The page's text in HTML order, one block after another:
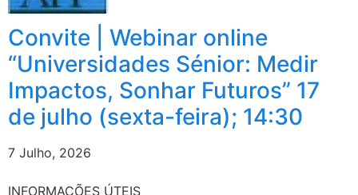
Convite | Webinar online
“Universidades Sénior: Medir
Impactos, Sonhar Futuros” 17
de julho (sexta-feira); 14:30
7 Julho, 2026
INFORMAÇÕES ÚTEIS